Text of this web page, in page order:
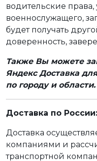
водительские
военнослужащего,
будет получать
доверенность,
Также Вы можете
Яндекс Доставка
по городу и области.
Доставка по России:
Доставка
компаниями и
транспортной